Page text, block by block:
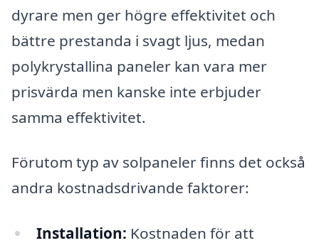
dyrare men ger högre effektivitet och
bättre prestanda i svagt ljus, medan
polykrystallina paneler kan vara mer
prisvärda men kanske inte erbjuder
samma effektivitet.
Förutom typ av solpaneler finns det också
andra kostnadsdrivande faktorer:
Installation: Kostnaden för att